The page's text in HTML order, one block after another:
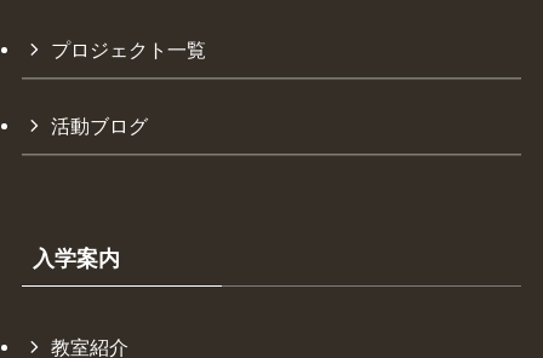
プロジェクト一覧
活動ブログ
入学案内
教室紹介